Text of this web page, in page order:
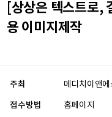
[상상은 텍스트로,
용 이미지제작
주최 메디치이앤에
접수방법 홈페이지